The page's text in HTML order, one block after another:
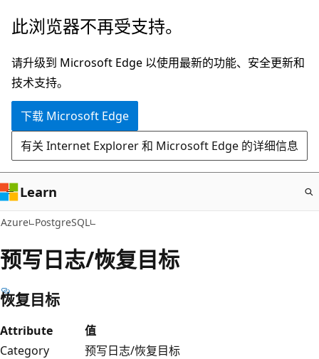
跳
主
要
内
此浏览器不再受支持。
请升级到 Microsoft Edge 以使用最新的功能、安全更新和
技术支持。
下载 Microsoft Edge
有关 Internet Explorer 和 Microsoft Edge 的详细信息
Learn
Azure PostgreSQL
预写日志/恢复目标
恢复目标
Attribute
值
Category
预写日志/恢复目标